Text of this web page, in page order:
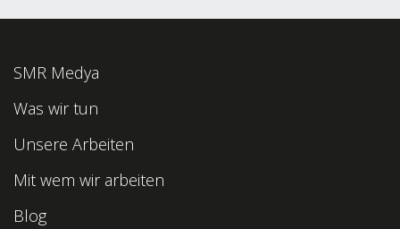
SMR Medya
Was wir tun
Unsere Arbeiten
Mit wem wir arbeiten
Blog